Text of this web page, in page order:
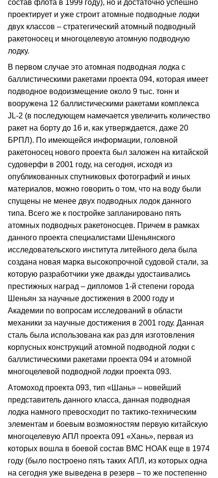
состав флота в 1999 году), но и достаточно успешно
проектирует и уже строит атомные подводные лодки
двух классов – стратегический атомный подводный
ракетоносец и многоцелевую атомную подводную
лодку.
В первом случае это атомная подводная лодка с
баллистическими ракетами проекта 094, которая имеет
подводное водоизмещение около 9 тыс. тонн и
вооружена 12 баллистическими ракетами комплекса
JL-2 (в последующем намечается увеличить количество
ракет на борту до 16 и, как утверждается, даже 20
БРПЛ). По имеющейся информации, головной
ракетоносец нового проекта был заложен на китайской
судоверфи в 2001 году, на сегодня, исходя из
опубликованных спутниковых фотографий и иных
материалов, можно говорить о том, что на воду были
спущены не менее двух подводных лодок данного
типа. Всего же к постройке запланировано пять
атомных подводных ракетоносцев. Причем в рамках
данного проекта специалистами Шеньянского
исследовательского института литейного дела была
создана новая марка высокопрочной судовой стали, за
которую разработчики уже дважды удостаивались
престижных наград – дипломов 1-й степени города
Шеньян за научные достижения в 2000 году и
Академии по вопросам исследований в области
механики за научные достижения в 2001 году. Данная
сталь была использована как раз для изготовления
корпусных конструкций атомной подводной лодки с
баллистическими ракетами проекта 094 и атомной
многоцелевой подводной лодки проекта 093.
Атомоход проекта 093, тип «Шань» – новейший
представитель данного класса, данная подводная
лодка намного превосходит по тактико-техническим
элементам и боевым возможностям первую китайскую
многоцелевую АПЛ проекта 091 «Хань», первая из
которых вошла в боевой состав ВМС НОАК еще в 1974
году (было построено пять таких АПЛ, из которых одна
на сегодня уже выведена в резерв – то же постепенно